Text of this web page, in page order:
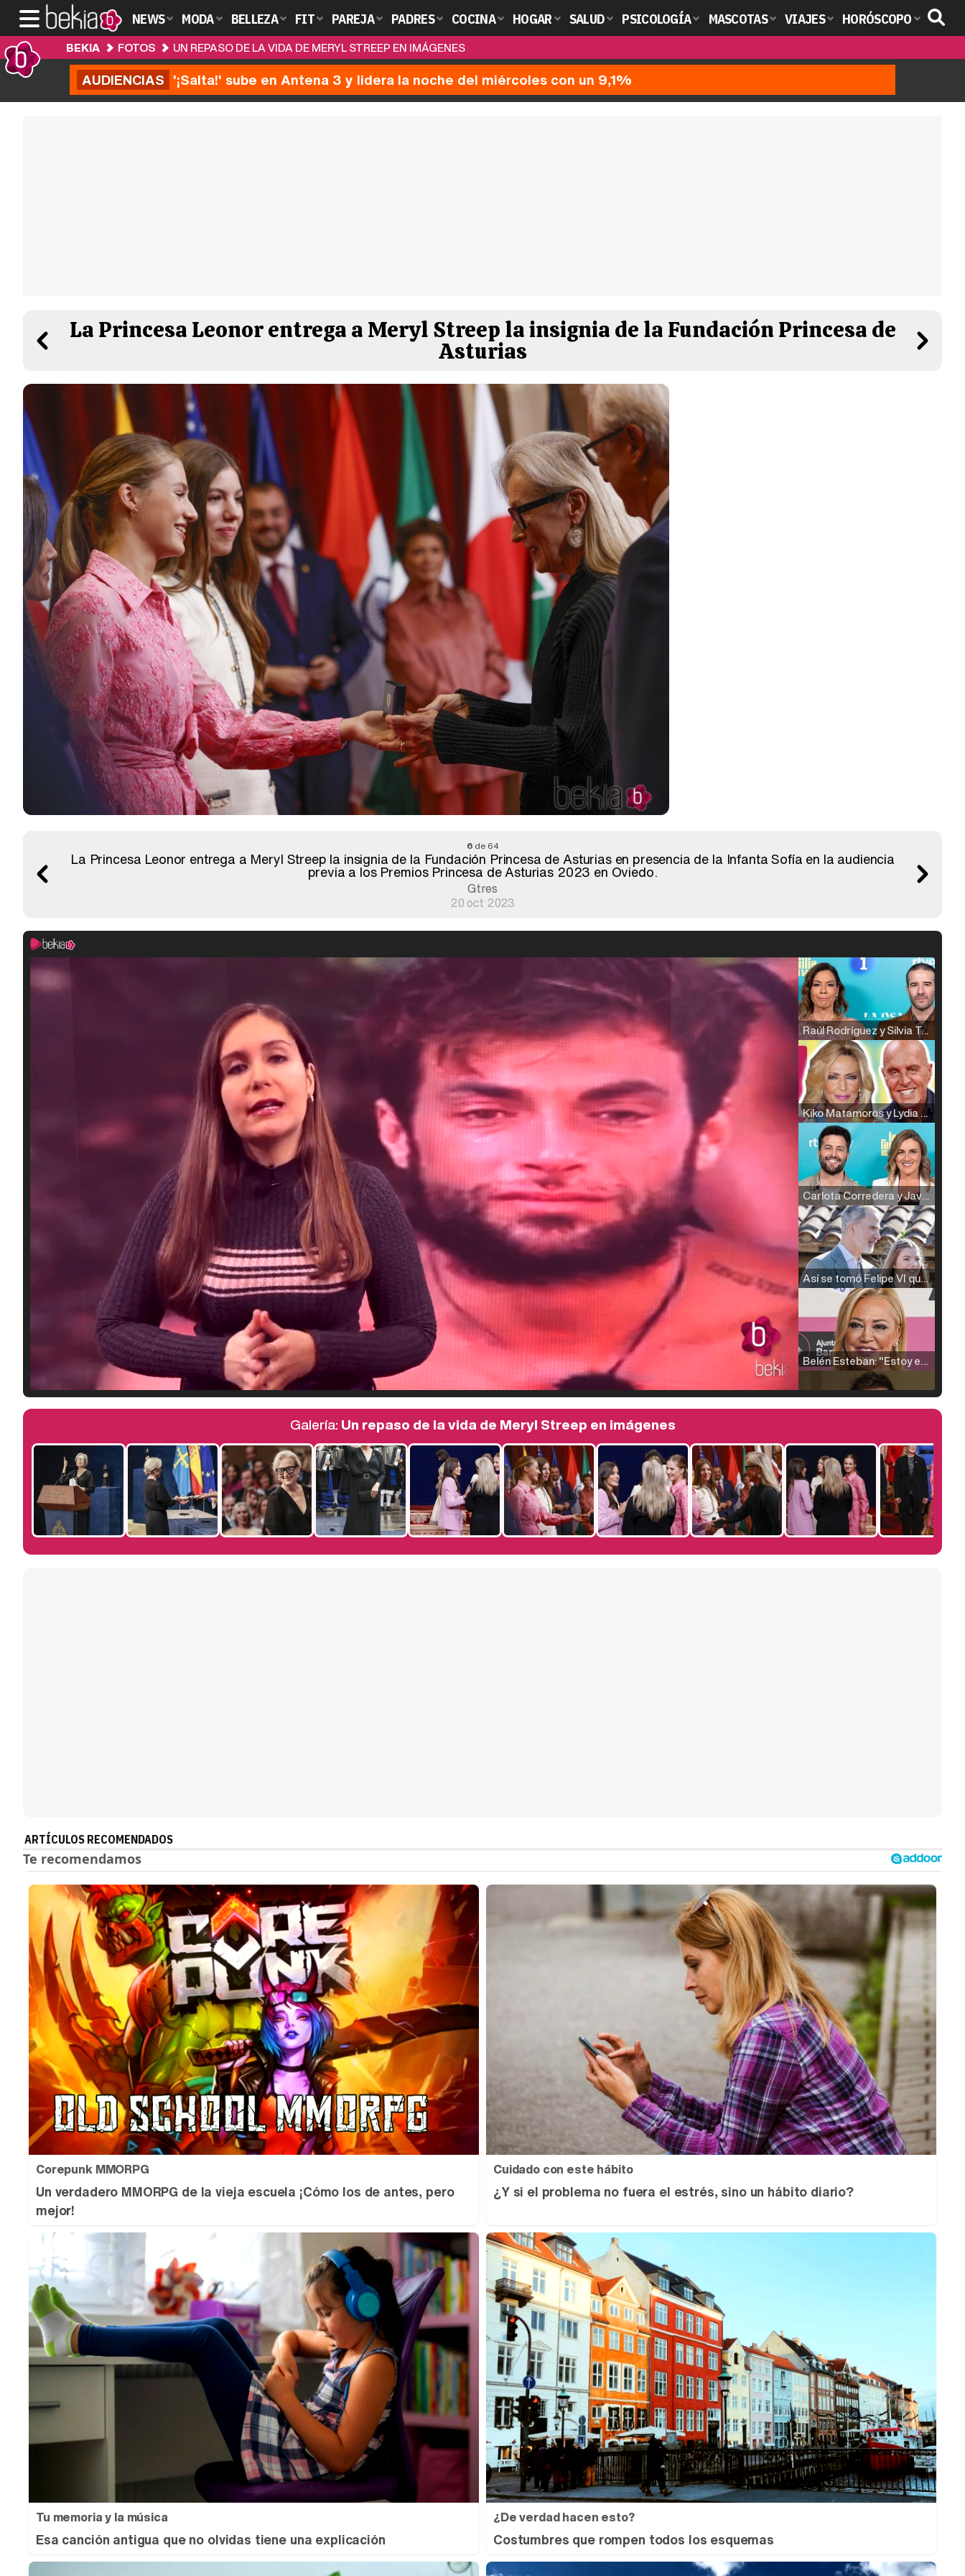
NEWS MODA BELLEZA FIT PAREJA PADRES COCINA HOGAR SALUD PSICOLOGÍA MASCOTAS VIAJES HORÓSCOPO
BEKIA FOTOS UN REPASO DE LA VIDA DE MERYL STREEP EN IMÁGENES
AUDIENCIAS '¡Salta!' sube en Antena 3 y lidera la noche del miércoles con un 9,1%
La Princesa Leonor entrega a Meryl Streep la insignia de la Fundación Princesa de
Asturias
6 de 64
La Princesa Leonor entrega a Meryl Streep la insignia de la Fundación Princesa de Asturias en presencia de la Infanta Sofía en la audiencia
previa a los Premios Princesa de Asturias 2023 en Oviedo.
Gtres
20 oct 2023
Raúl Rodríguez y Silvia Taulés nos cuentan su papel en 'La familia de la tele'
Kiko Matamoros y Lydia Lozano: "Nuestro público es de todas las edades y RTVE tiene un público muy pegado a las novelas, al que tenemos que captar"
Carlota Corredera y Javier de Hoyos: "La tele tiene que representar al público también y aquí están todos los perfiles posibles&quo;
Así se tomó Felipe VI que la Infanta Sofía no quisiera recibir formación militar
Belén Esteban: "Estoy emocionada, muy contenta y muy feliz por llegar a RTVE"
Manu Baqueiro: "Tuve como referente a Bruce Willis en 'Luz de Luna' para mi trabajo en la serie 'Perdiendo el juicio'"
Magdalena de Suecia responde a las críticas y explica por qué le han permitido lanzar su propio negocio
Galería: Un repaso de la vida de Meryl Streep en imágenes
ARTÍCULOS RECOMENDADOS
Corepunk MMORPG
Un verdadero MMORPG de la vieja escuela ¡Cómo los de antes, pero
mejor!
Cuidado con este hábito
¿Y si el problema no fuera el estrés, sino un hábito diario?
Tu memoria y la música
Esa canción antigua que no olvidas tiene una explicación
¿De verdad hacen esto?
Costumbres que rompen todos los esquemas